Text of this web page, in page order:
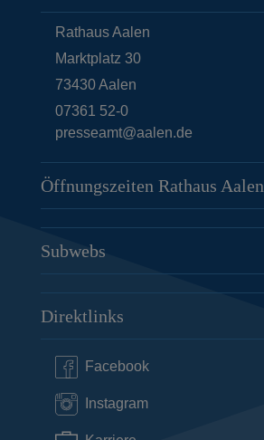
Rathaus Aalen
Marktplatz 30
73430Aalen
07361 52-0
presseamt@aalen.de
Öffnungszeiten Rathaus Aalen
Subwebs
Direktlinks
Facebook
Instagram